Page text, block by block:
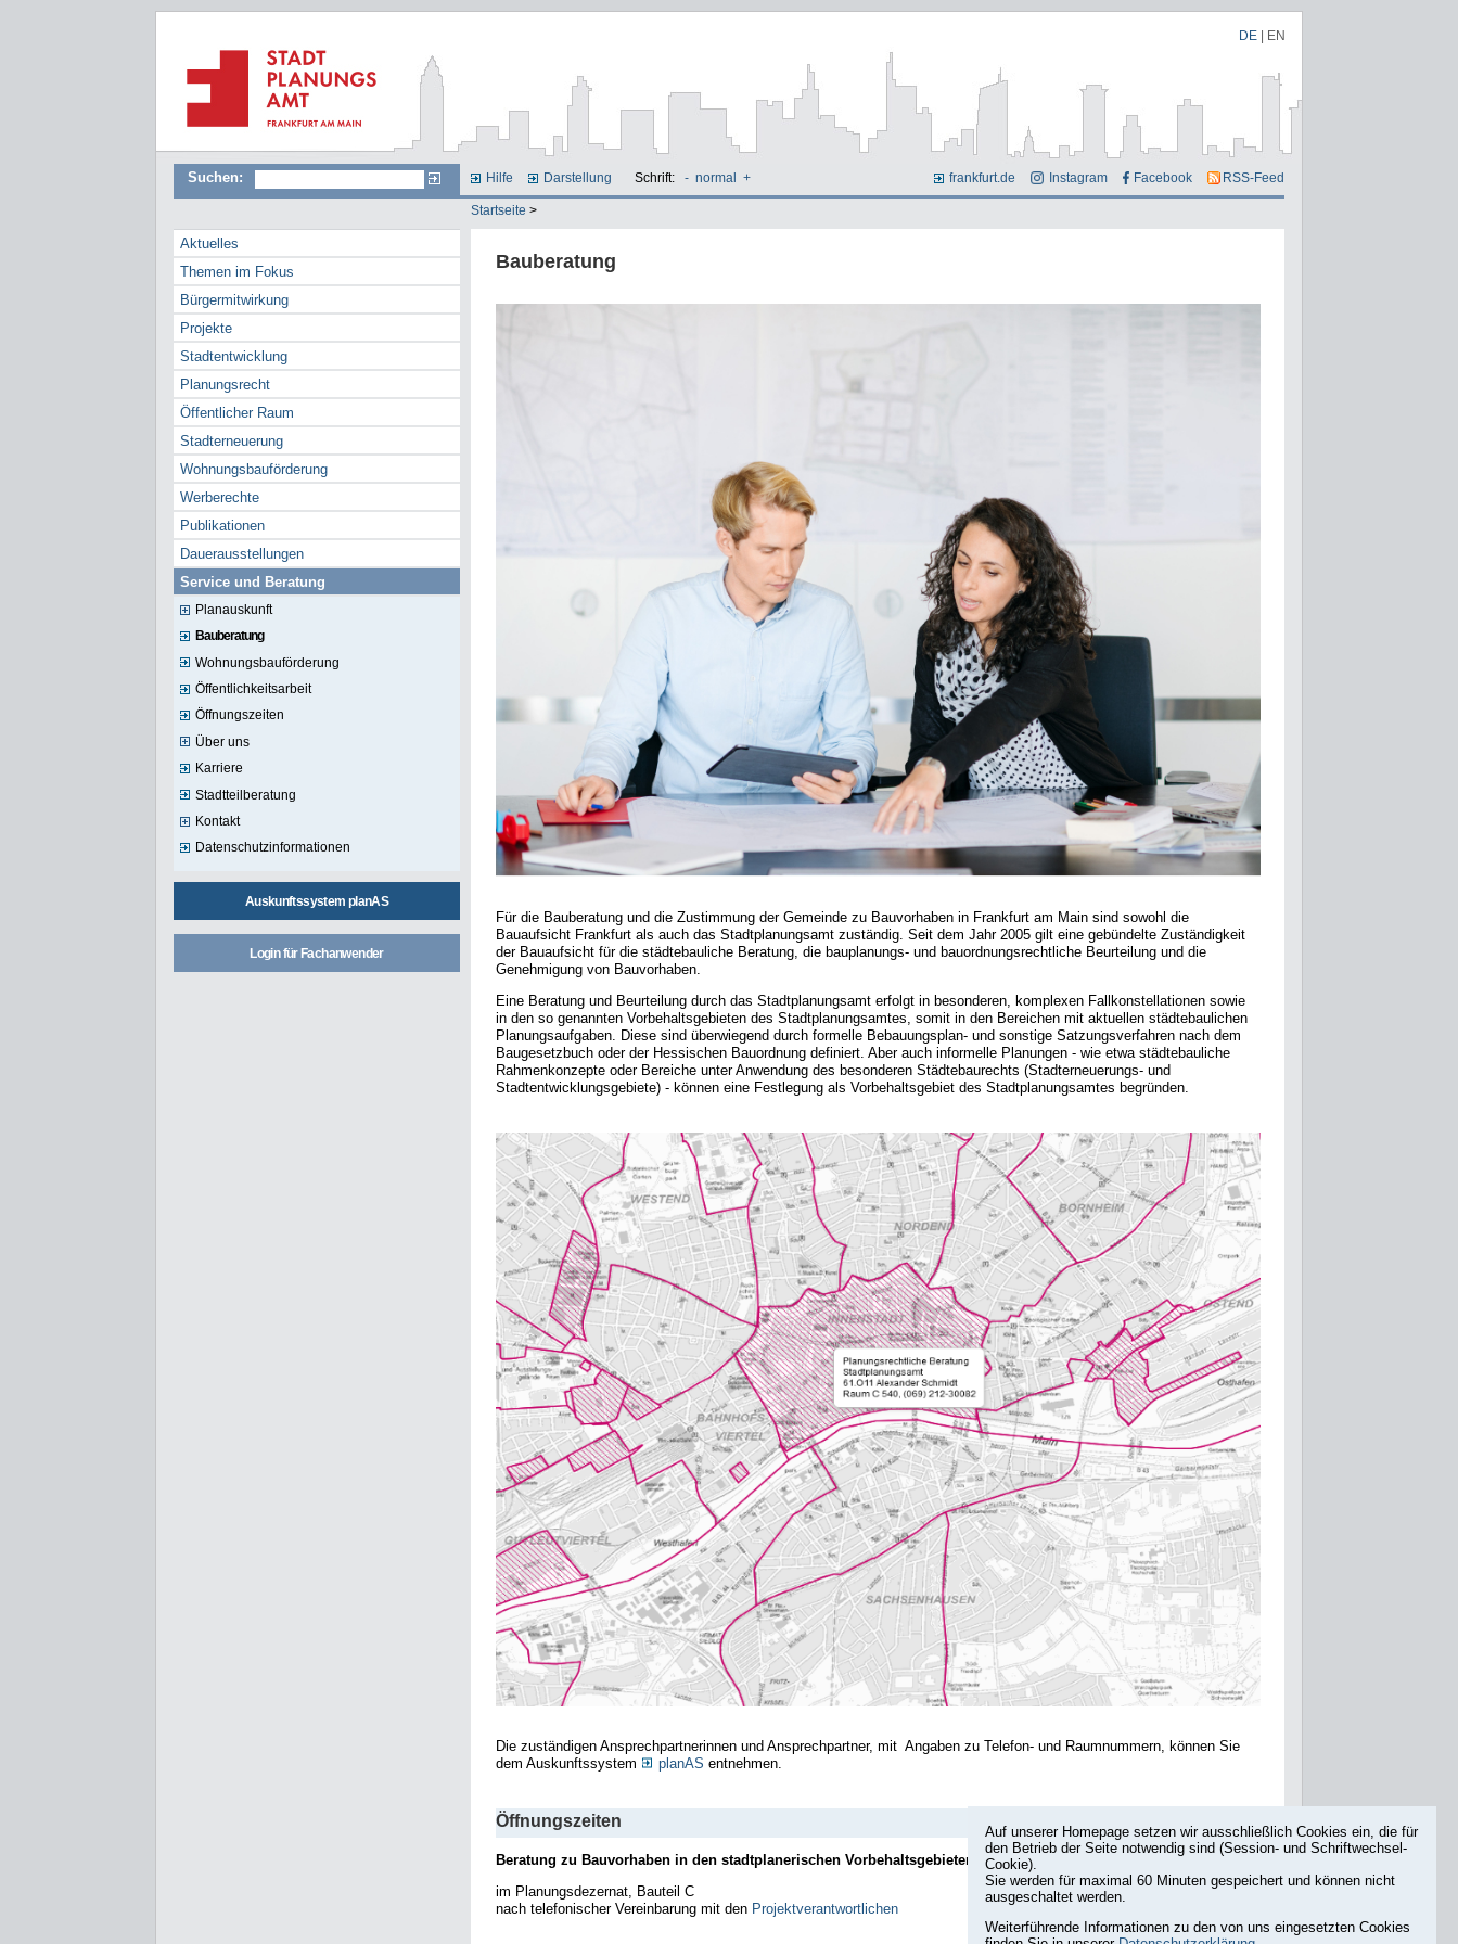
DE EN
Suchen: Hilfe Darstellung Schrift: - normal + frankfurt.de Instagram Facebook RSS-Feed
Startseite >
Aktuelles
Themen im Fokus
Bürgermitwirkung
Projekte
Stadtentwicklung
Planungsrecht
Öffentlicher Raum
Stadterneuerung
Wohnungsbauförderung
Werberechte
Publikationen
Dauerausstellungen
Service und Beratung
Planauskunft
Bauberatung
Wohnungsbauförderung
Öffentlichkeitsarbeit
Öffnungszeiten
Über uns
Karriere
Stadtteilberatung
Kontakt
Datenschutzinformationen
Auskunftssystem planAS
Login für Fachanwender
Bauberatung
Für die Bauberatung und die Zustimmung der Gemeinde zu Bauvorhaben in Frankfurt am Main sind sowohl die
Bauaufsicht Frankfurt als auch das Stadtplanungsamt zuständig. Seit dem Jahr 2005 gilt eine gebündelte Zuständigkeit
der Bauaufsicht für die städtebauliche Beratung, die bauplanungs- und bauordnungsrechtliche Beurteilung und die
Genehmigung von Bauvorhaben.
Eine Beratung und Beurteilung durch das Stadtplanungsamt erfolgt in besonderen, komplexen Fallkonstellationen sowie
in den so genannten Vorbehaltsgebieten des Stadtplanungsamtes, somit in den Bereichen mit aktuellen städtebaulichen
Planungsaufgaben. Diese sind überwiegend durch formelle Bebauungsplan- und sonstige Satzungsverfahren nach dem
Baugesetzbuch oder der Hessischen Bauordnung definiert. Aber auch informelle Planungen - wie etwa städtebauliche
Rahmenkonzepte oder Bereiche unter Anwendung des besonderen Städtebaurechts (Stadterneuerungs- und
Stadtentwicklungsgebiete) - können eine Festlegung als Vorbehaltsgebiet des Stadtplanungsamtes begründen.
Die zuständigen Ansprechpartnerinnen und Ansprechpartner, mit Angaben zu Telefon- und Raumnummern, können Sie
dem Auskunftssystem
planAS entnehmen.
Öffnungszeiten
Beratung zu Bauvorhaben in den stadtplanerischen Vorbehaltsgebieten:
im Planungsdezernat, Bauteil C
nach telefonischer Vereinbarung mit den Projektverantwortlichen
Auf unserer Homepage setzen wir ausschließlich Cookies ein, die für
den Betrieb der Seite notwendig sind (Session- und Schriftwechsel-
Cookie).
Sie werden für maximal 60 Minuten gespeichert und können nicht
ausgeschaltet werden.
Weiterführende Informationen zu den von uns eingesetzten Cookies